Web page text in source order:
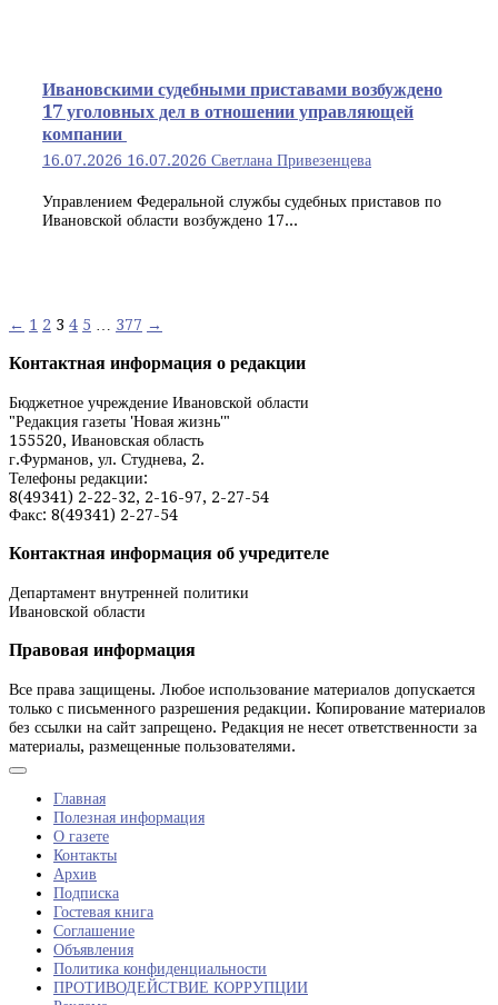
Ивановскими судебными приставами возбуждено
17 уголовных дел в отношении управляющей
компании
16.07.2026 16.07.2026 Светлана Привезенцева
Управлением Федеральной службы судебных приставов по
Ивановской области возбуждено 17...
Навигация
по
← 1 2 3 4 5 377 →
Контактная информация о редакции
Бюджетное учреждение Ивановской области
"Редакция газеты 'Новая жизнь'"
155520, Ивановская область
г.Фурманов, ул. Студнева, 2.
Телефоны редакции:
8(49341) 2-22-32, 2-16-97, 2-27-54
Факс: 8(49341) 2-27-54
Контактная информация об учредителе
Департамент внутренней политики
Ивановской области
Правовая информация
Все права защищены. Любое использование материалов допускается
только с письменного разрешения редакции. Копирование материалов
без ссылки на сайт запрещено. Редакция не несет ответственности за
материалы, размещенные пользователями.
Главная
Полезная информация
О газете
Контакты
Архив
Подписка
Гостевая книга
Соглашение
Объявления
Политика конфиденциальности
ПРОТИВОДЕЙСТВИЕ КОРРУПЦИИ